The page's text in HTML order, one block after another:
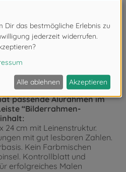
ist die neue Bildserie von
Bilder im Format 18 x 24 cm.
fühl- und sichtbare
nicht nur eine wesentlich
Gemäldes, sondern
gewünschten “Öl-auf-
SCHIPPER Arts & Crafts
passende Alurahmen im
“Bilderrahmen-
24 cm mit Leinenstruktur.
mit gut lesbaren Zahlen.
Kein Farbmischen
Kontrollblatt und
erfolgreiches Malen